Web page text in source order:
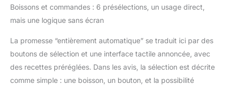
Boissons et commandes : 6 présélections, un usage direct,
mais une logique sans écran
La promesse “entièrement automatique” se traduit ici par des
boutons de sélection et une interface tactile annoncée, avec
des recettes préréglées. Dans les avis, la sélection est décrite
comme simple : une boisson, un bouton, et la possibilité